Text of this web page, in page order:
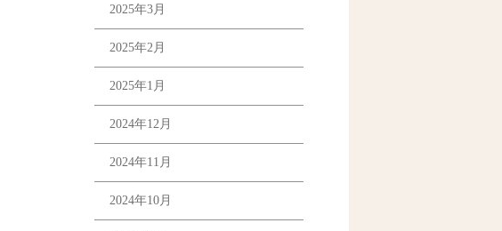
2025年3月
2025年2月
2025年1月
2024年12月
2024年11月
2024年10月